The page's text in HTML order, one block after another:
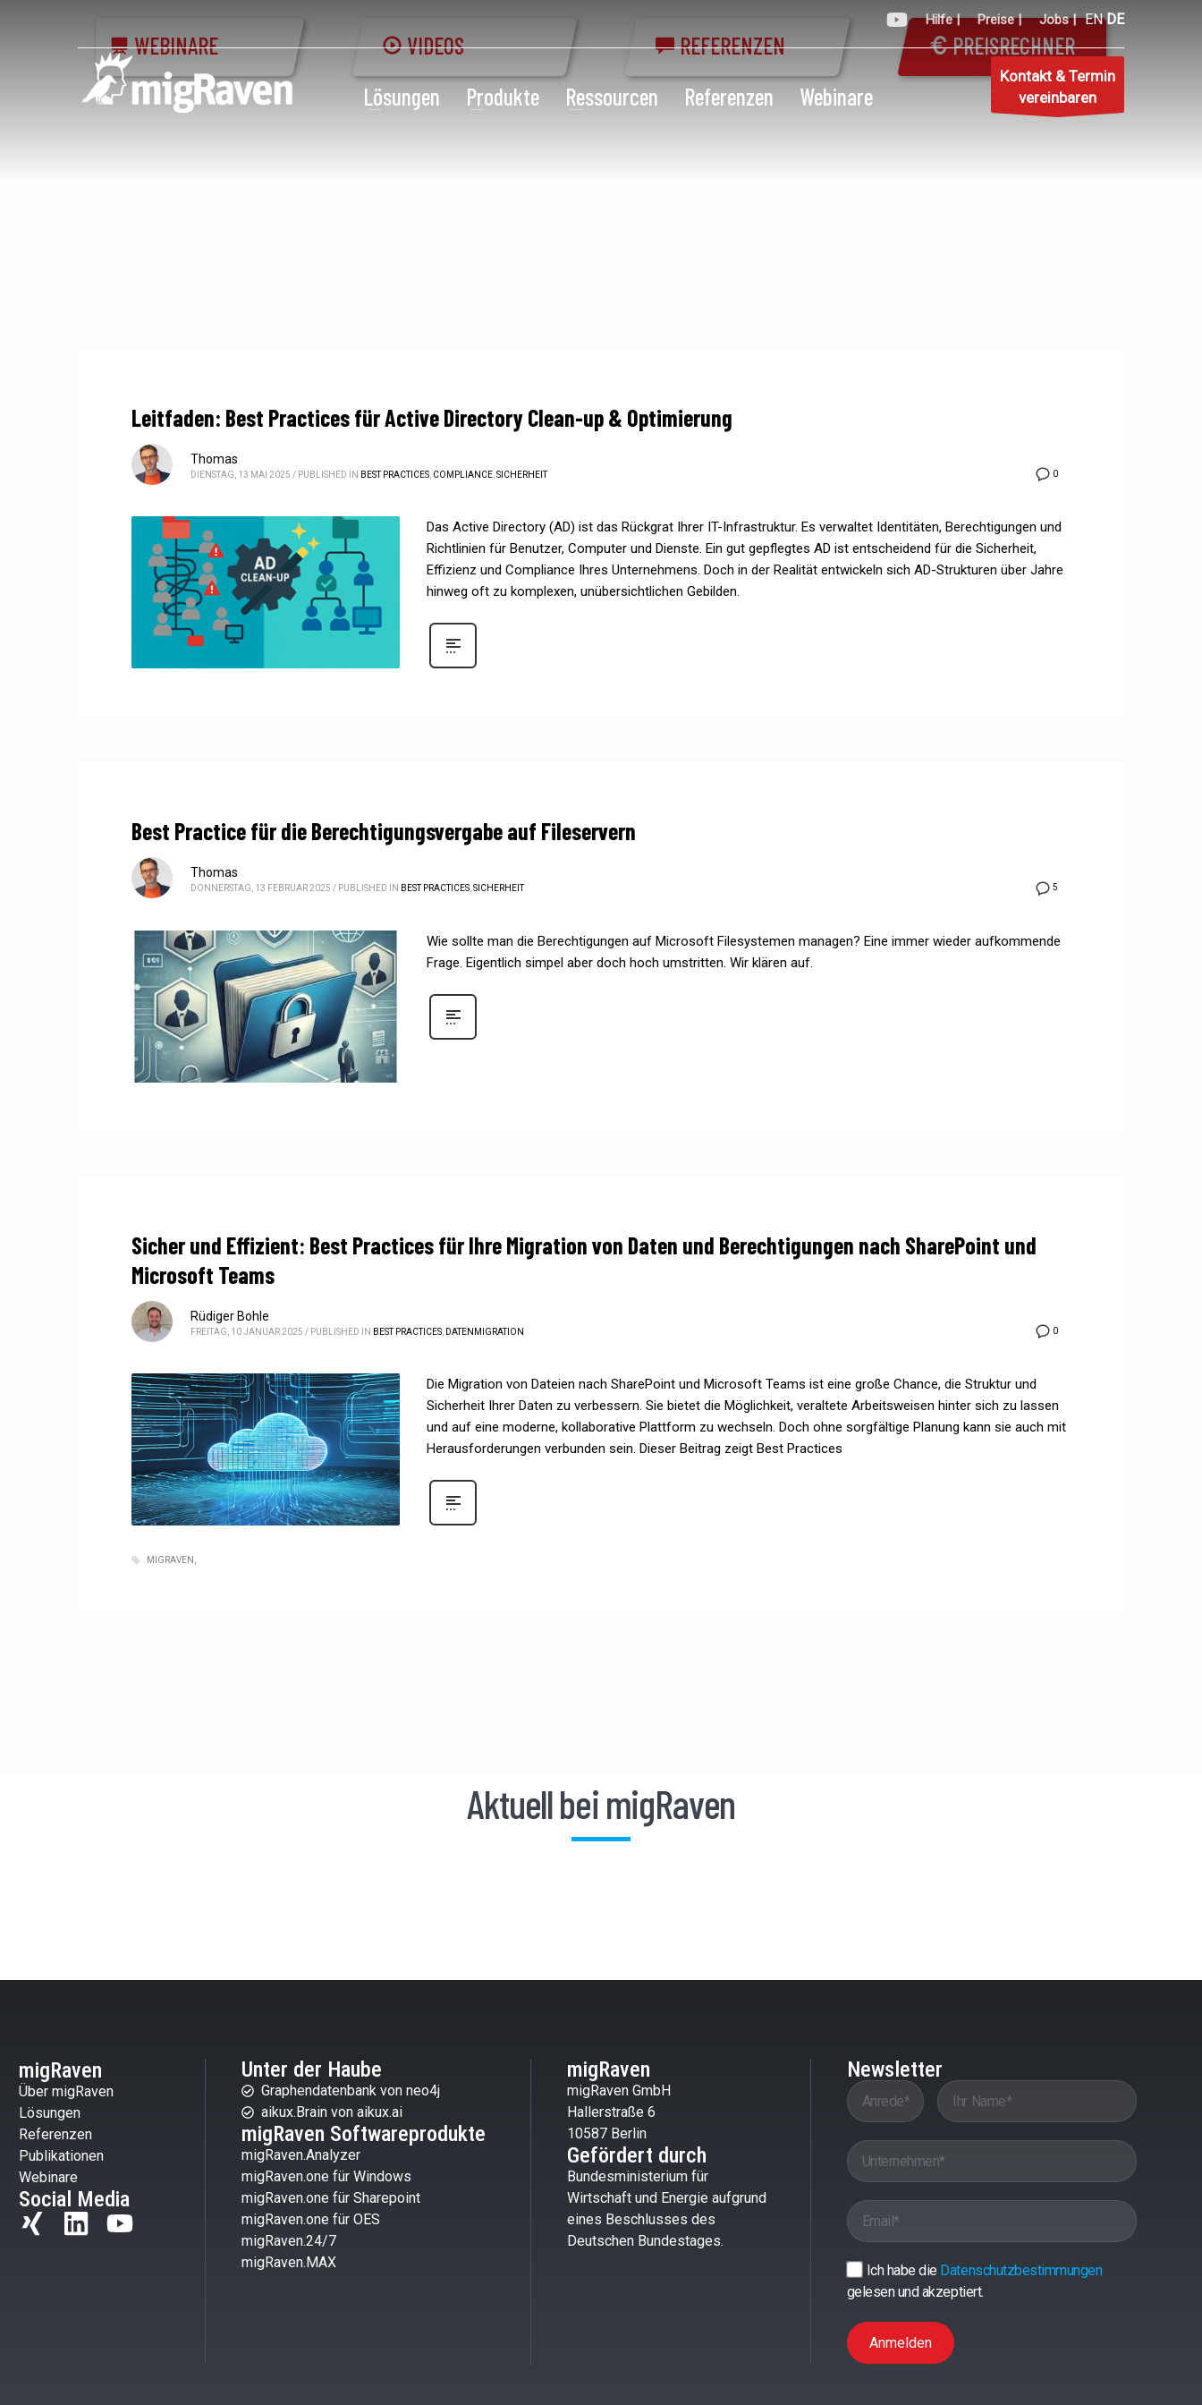
Hilfe | Preise | Jobs | EN DE
Lösungen Produkte Ressourcen Referenzen Webinare
Kontakt & Termin
vereinbaren
WEBINARE VIDEOS REFERENZEN PREISRECHNER
Leitfaden: Best Practices für Active Directory Clean-up & Optimierung
0
Thomas
DIENSTAG, 13 MAI 2025 / PUBLISHED IN BEST PRACTICES COMPLIANCE SICHERHEIT
Das Active Directory (AD) ist das Rückgrat Ihrer IT-Infrastruktur. Es verwaltet Identitäten, Berechtigungen und
Richtlinien für Benutzer, Computer und Dienste. Ein gut gepflegtes AD ist entscheidend für die Sicherheit,
Effizienz und Compliance Ihres Unternehmens. Doch in der Realität entwickeln sich AD-Strukturen über Jahre
hinweg oft zu komplexen, unübersichtlichen Gebilden.
Best Practice für die Berechtigungsvergabe auf Fileservern
5
Thomas
DONNERSTAG, 13 FEBRUAR 2025 / PUBLISHED IN BEST PRACTICES,SICHERHEIT
Wie sollte man die Berechtigungen auf Microsoft Filesystemen managen? Eine immer wieder aufkommende
Frage. Eigentlich simpel aber doch hoch umstritten. Wir klären auf.
Sicher und Effizient: Best Practices für Ihre Migration von Daten und Berechtigungen nach SharePoint und
Microsoft Teams
0
Rüdiger Bohle
FREITAG, 10 JANUAR 2025 / PUBLISHED IN BEST PRACTICES DATENMIGRATION
Die Migration von Dateien nach SharePoint und Microsoft Teams ist eine große Chance, die Struktur und
Sicherheit Ihrer Daten zu verbessern. Sie bietet die Möglichkeit, veraltete Arbeitsweisen hinter sich zu lassen
und auf eine moderne, kollaborative Plattform zu wechseln. Doch ohne sorgfältige Planung kann sie auch mit
Herausforderungen verbunden sein. Dieser Beitrag zeigt Best Practices
MIGRAVEN
Aktuell bei migRaven
migRaven
Über migRaven
Lösungen
Referenzen
Publikationen
Webinare
Social Media
Unter der Haube
Graphendatenbank von neo4j
aikux.Brain von aikux.ai
migRaven Softwareprodukte
migRaven.Analyzer
migRaven.one für Windows
migRaven.one für Sharepoint
migRaven.one für OES
migRaven.24/7
migRaven.MAX
migRaven
migRaven GmbH
Hallerstraße 6
10587 Berlin
Gefördert durch
Bundesministerium für
Wirtschaft und Energie aufgrund
eines Beschlusses des
Deutschen Bundestages.
Newsletter
Ich habe die Datenschutzbestimmungen
gelesen und akzeptiert.
Anmelden